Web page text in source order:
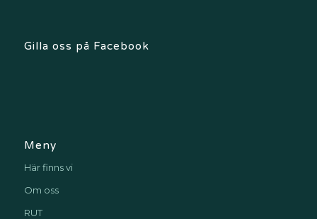
Gilla oss på Facebook
Meny
Här finns vi
Om oss
RUT